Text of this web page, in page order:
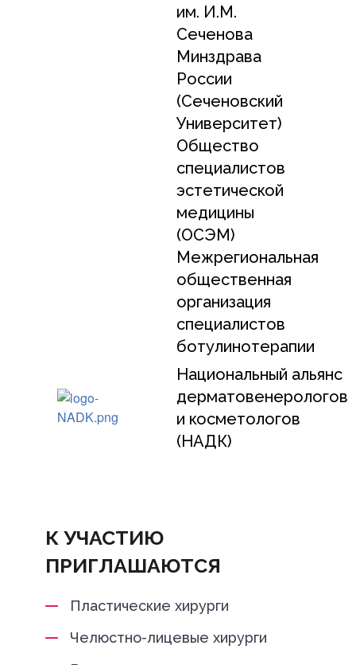
им. И.М.
Сеченова
Минздрава
России
(Сеченовский
Университет)
Общество
специалистов
эстетической
медицины
(ОСЭМ)
Межрегиональная
общественная
организация
специалистов
ботулинотерапии
Национальный альянс
дерматовенерологов
и косметологов
(НАДК)
К УЧАСТИЮ
ПРИГЛАШАЮТСЯ
Пластические хирурги
Челюстно-лицевые хирурги